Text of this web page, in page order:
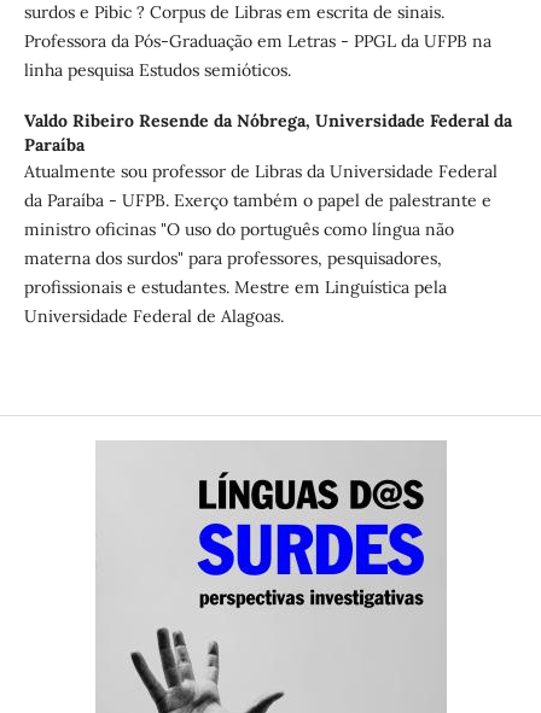
surdos e Pibic ? Corpus de Libras em escrita de sinais.
Professora da Pós-Graduação em Letras - PPGL da UFPB na
linha pesquisa Estudos semióticos.
Valdo Ribeiro Resende da Nóbrega, Universidade Federal da
Paraíba
Atualmente sou professor de Libras da Universidade Federal
da Paraíba - UFPB. Exerço também o papel de palestrante e
ministro oficinas "O uso do português como língua não
materna dos surdos" para professores, pesquisadores,
profissionais e estudantes. Mestre em Linguística pela
Universidade Federal de Alagoas.